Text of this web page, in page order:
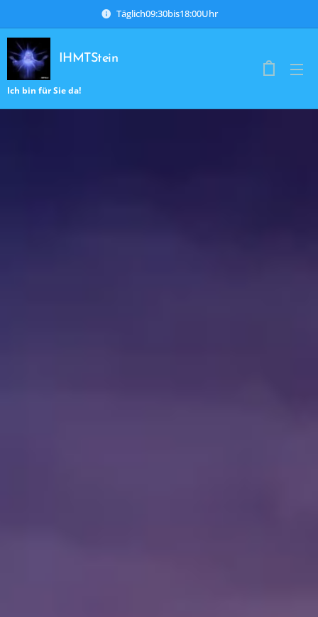
Täglich09:30bis18:00Uhr
IHMTStein
Ich bin für Sie da!